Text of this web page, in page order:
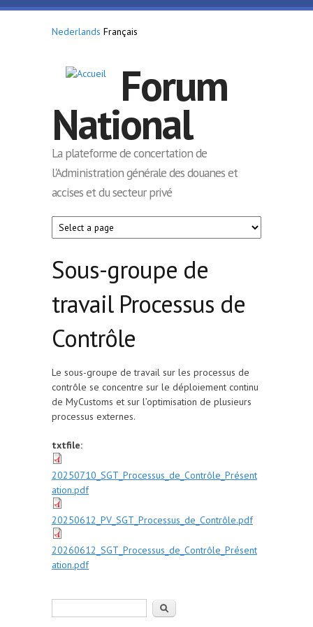
Aller au contenu principal
Nederlands Français
Forum
National
La plateforme de concertation de
l'Administration générale des douanes et
accises et du secteur privé
Sous-groupe de
travail Processus de
Contrôle
Le sous-groupe de travail sur les processus de
contrôle se concentre sur le déploiement continu
de MyCustoms et sur l’optimisation de plusieurs
processus externes.
txtfile:
20250710_SGT_Processus_de_Contrôle_Présent
ation.pdf
20250612_PV_SGT_Processus_de_Contrôle.pdf
20260612_SGT_Processus_de_Contrôle_Présent
ation.pdf